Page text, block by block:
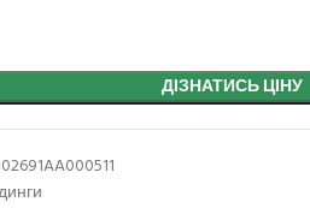
ДІЗНАТИСЬ ЦІНУ